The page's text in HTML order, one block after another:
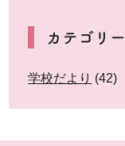
カテゴリー
学校だより (42)